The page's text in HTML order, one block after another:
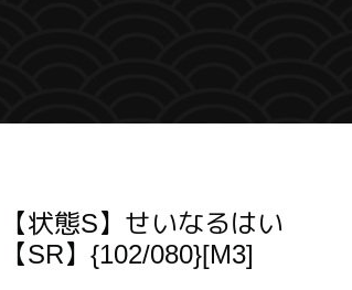
【状態S】せいなるはい
【SR】{102/080}[M3]